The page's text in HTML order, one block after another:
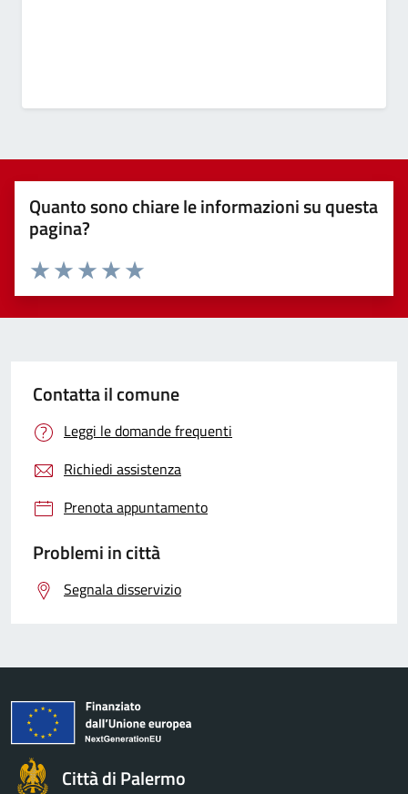
Quanto sono chiare le informazioni su questa
pagina?
Valuta 5 stelle su 5
Valuta 4 stelle su 5
Valuta 3 stelle su 5
Valuta 2 stelle su 5
Valuta 1 stelle su 5
Contatta il comune
Leggi le domande frequenti
Richiedi assistenza
Prenota appuntamento
Problemi in città
Segnala disservizio
Città di Palermo